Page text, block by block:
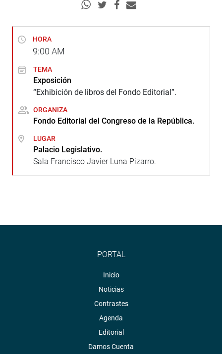
HORA
9:00 AM
TEMA
Exposición
“Exhibición de libros del Fondo Editorial”.
ORGANIZA
Fondo Editorial del Congreso de la República.
LUGAR
Palacio Legislativo.
Sala Francisco Javier Luna Pizarro.
PORTAL
Inicio
Noticias
Contrastes
Agenda
Editorial
Damos Cuenta